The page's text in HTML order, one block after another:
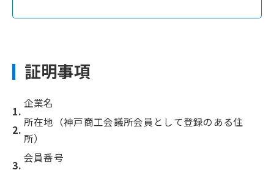
証明事項
企業名
所在地（神戸商工会議所会員として登録のある住
所）
会員番号